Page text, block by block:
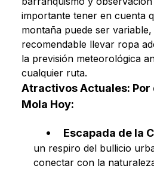
importante tener en cuenta
montaña puede ser
recomendable llevar ropa
la previsión meteorológica
cualquier ruta.
Atractivos Actuales: Por
Mola Hoy:
Escapada de la
un respiro del bullicio
conectar con la